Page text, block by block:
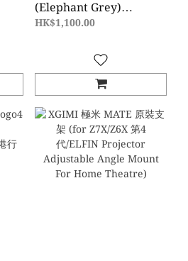
(Elephant Grey)
HORIZON 20 series
HK$1,100.00